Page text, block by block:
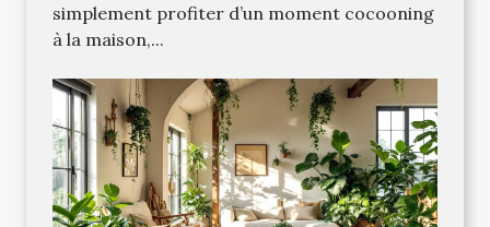
simplement profiter d’un moment cocooning
à la maison,...